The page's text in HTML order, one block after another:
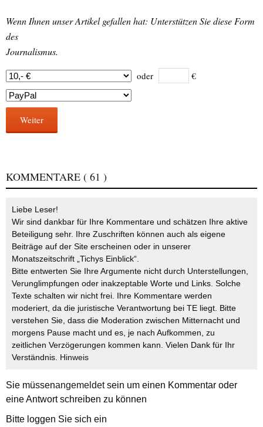
Wenn Ihnen unser Artikel gefallen hat: Unterstützen Sie diese Form
des
Journalismus.
oder €
Weiter
KOMMENTARE ( 61 )
Liebe Leser!
Wir sind dankbar für Ihre Kommentare und schätzen Ihre aktive
Beteiligung sehr. Ihre Zuschriften können auch als eigene
Beiträge auf der Site erscheinen oder in unserer
Monatszeitschrift „Tichys Einblick“.
Bitte entwerten Sie Ihre Argumente nicht durch Unterstellungen,
Verunglimpfungen oder inakzeptable Worte und Links. Solche
Texte schalten wir nicht frei. Ihre Kommentare werden
moderiert, da die juristische Verantwortung bei TE liegt. Bitte
verstehen Sie, dass die Moderation zwischen Mitternacht und
morgens Pause macht und es, je nach Aufkommen, zu
zeitlichen Verzögerungen kommen kann. Vielen Dank für Ihr
Verständnis. Hinweis
Sie müssenangemeldetsein um einen Kommentar oder
eine Antwort schreiben zu können
Bitte loggen Sie sich ein